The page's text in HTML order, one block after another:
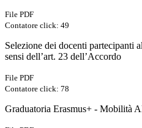
File PDF
Contatore click: 49
Selezione dei docenti partecipanti
sensi dell’art. 23 dell’Accordo
File PDF
Contatore click: 78
Graduatoria Erasmus+ - Mobilità